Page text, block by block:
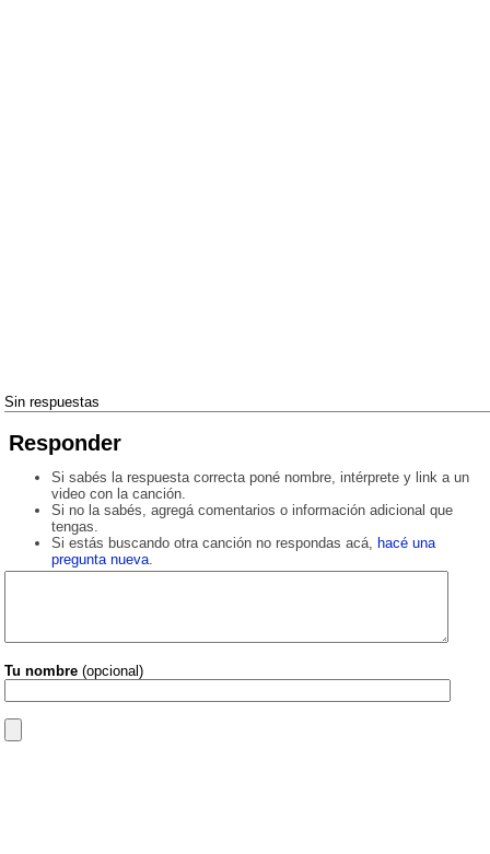
Sin respuestas
Responder
Si sabés la respuesta correcta poné nombre, intérprete y link a un
video con la canción.
Si no la sabés, agregá comentarios o información adicional que
tengas.
Si estás buscando otra canción no respondas acá, hacé una
pregunta nueva.
Tu nombre (opcional)